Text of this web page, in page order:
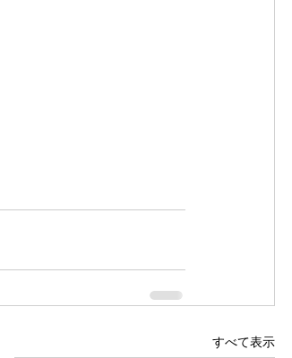
すべて表示